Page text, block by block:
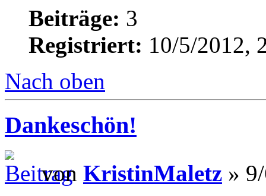
Beiträge: 3
Registriert: 10/5/2012,
Nach oben
Dankeschön!
von KristinMaletz »